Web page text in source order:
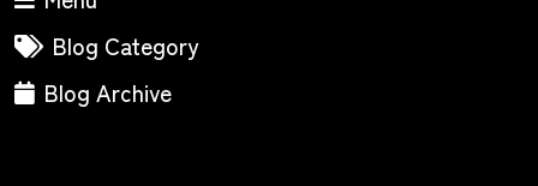
Blog Category
Blog Archive